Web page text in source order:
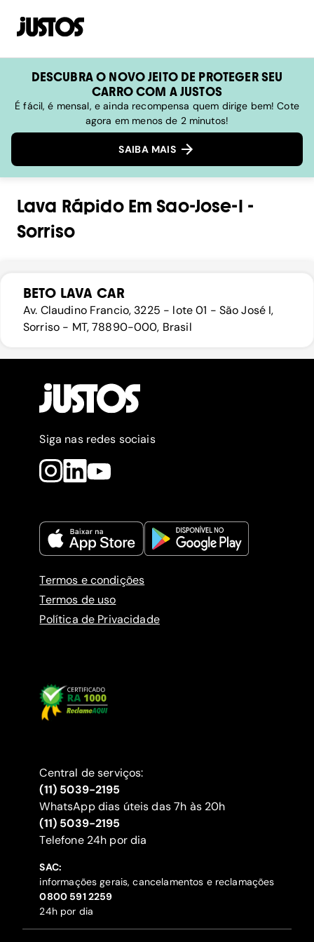
DESCUBRA O NOVO JEITO DE PROTEGER SEU
CARRO COM A JUSTOS
É fácil, é mensal, e ainda recompensa quem dirige bem! Cote
agora em menos de 2 minutos!
SAIBA MAIS
Lava RápidoEm Sao-Jose-I -
Sorriso
BETO LAVA CAR
Av. Claudino Francio, 3225 - lote 01 - São José I,
Sorriso - MT, 78890-000, Brasil
Siga nas redes sociais
Termos e condições
Termos de uso
Política de Privacidade
Central de serviços:
(11) 5039-2195
WhatsApp dias úteis das 7h às 20h
(11) 5039-2195
‍Telefone 24h por dia
SAC:
informações gerais, cancelamentos e reclamações
‍0800 591 2259
24h por dia